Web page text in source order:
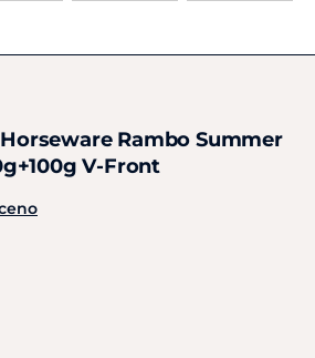
Rambo Summer
V-Front